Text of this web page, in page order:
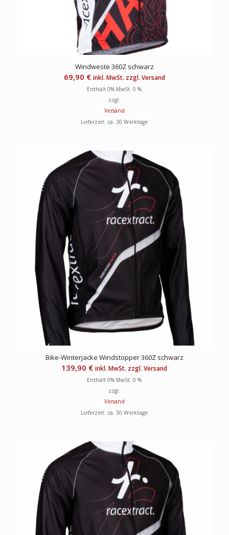
Windweste 360Z schwarz
69,90 € inkl. MwSt. zzgl. Versand
Enthält 0% MwSt. 0 %
zzgl.
Versand
Lieferzeit: ca. 30 Werktage
Bike-Winterjacke Windstopper 360Z schwarz
139,90 € inkl. MwSt. zzgl. Versand
Enthält 0% MwSt. 0 %
zzgl.
Versand
Lieferzeit: ca. 30 Werktage